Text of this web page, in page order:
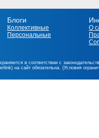
Блоги
Коллективные
Персональные
О
в соответствии с
на сайт обязательна. (Условия